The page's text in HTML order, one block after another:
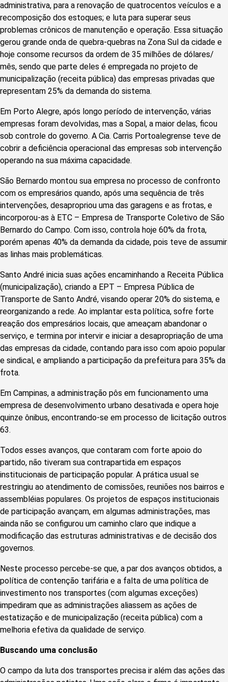
administrativa, para a renovação de quatrocentos veículos e a
recomposição dos estoques; e luta para superar seus
problemas crônicos de manutenção e operação. Essa situação
gerou grande onda de quebra-quebras na Zona Sul da cidade e
hoje consome recursos da ordem de 35 milhões de dólares/
mês, sendo que parte deles é empregada no projeto de
municipalização (receita pública) das empresas privadas que
representam 25% da demanda do sistema.
Em Porto Alegre, após longo período de intervenção, várias
empresas foram devolvidas, mas a Sopal, a maior delas, ficou
sob controle do governo. A Cia. Carris Portoalegrense teve de
cobrir a deficiência operacional das empresas sob intervenção
operando na sua máxima capacidade.
São Bernardo montou sua empresa no processo de confronto
com os empresários quando, após uma sequência de três
intervenções, desapropriou uma das garagens e as frotas, e
incorporou-as à ETC – Empresa de Transporte Coletivo de São
Bernardo do Campo. Com isso, controla hoje 60% da frota,
porém apenas 40% da demanda da cidade, pois teve de assumir
as linhas mais problemáticas.
Santo André inicia suas ações encaminhando a Receita Pública
(municipalização), criando a EPT – Empresa Pública de
Transporte de Santo André, visando operar 20% do sistema, e
reorganizando a rede. Ao implantar esta política, sofre forte
reação dos empresários locais, que ameaçam abandonar o
serviço, e termina por intervir e iniciar a desapropriação de uma
das empresas da cidade, contando para isso com apoio popular
e sindical, e ampliando a participação da prefeitura para 35% da
frota.
Em Campinas, a administração pôs em funcionamento uma
empresa de desenvolvimento urbano desativada e opera hoje
quinze ônibus, encontrando-se em processo de licitação outros
63.
Todos esses avanços, que contaram com forte apoio do
partido, não tiveram sua contrapartida em espaços
institucionais de participação popular. A prática usual se
restringiu ao atendimento de comissões, reuniões nos bairros e
assembléias populares. Os projetos de espaços institucionais
de participação avançam, em algumas administrações, mas
ainda não se configurou um caminho claro que indique a
modificação das estruturas administrativas e de decisão dos
governos.
Neste processo percebe-se que, a par dos avanços obtidos, a
política de contenção tarifária e a falta de uma política de
investimento nos transportes (com algumas exceções)
impediram que as administrações aliassem as ações de
estatização e de municipalização (receita pública) com a
melhoria efetiva da qualidade de serviço.
Buscando uma conclusão
O campo da luta dos transportes precisa ir além das ações das